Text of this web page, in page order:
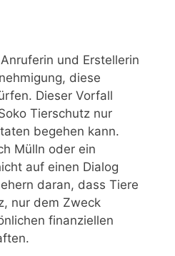
und Erstellerin
diese
Dieser Vorfall
Tierschutz nur
begehen kann.
Mülln oder ein
auf einen Dialog
daran, dass Tiere
nur dem Zweck
finanziellen